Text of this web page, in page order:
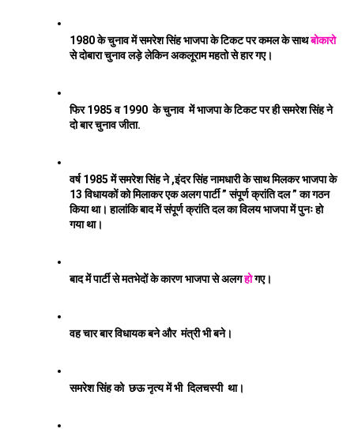
1980 के चुनाव में समरेश सिंह भाजपा के टिकट पर कमल के साथ बोकारो
से दोबारा चुनाव लड़े लेकिन अकलूराम महतो से हार गए।
फिर 1985 व 1990  के चुनाव  में भाजपा के टिकट पर ही समरेश सिंह ने
दो बार चुनाव जीता.
वर्ष 1985 में समरेश सिंह ने ,इंदर सिंह नामधारी के साथ मिलकर भाजपा के
13 विधायकों को मिलाकर एक अलग पार्टी ” संपूर्ण क्रांति दल ” का गठन
किया था। हालांकि बाद में संपूर्ण क्रांति दल का विलय भाजपा में पुनः हो
गया था।
बाद में पार्टी से मतभेदों के कारण भाजपा से अलग हो गए।
वह चार बार विधायक बने और  मंत्री भी बने।
समरेश सिंह को  छऊ नृत्य में भी  दिलचस्पी  था।